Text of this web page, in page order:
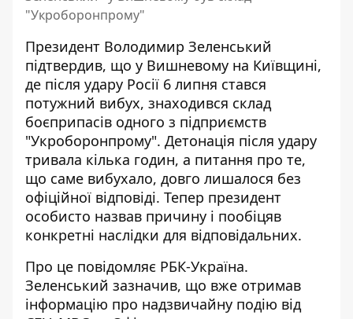
"Укроборонпрому"
Президент Володимир Зеленський
підтвердив, що у Вишневому на Київщині,
де після удару Росії 6 липня стався
потужний вибух, знаходився склад
боєприпасів одного з підприємств
"Укроборонпрому". Детонація після удару
тривала кілька годин, а питання про те,
що саме вибухало, довго лишалося без
офіційної відповіді. Тепер президент
особисто назвав причину і пообіцяв
конкретні наслідки для відповідальних.
Про це повідомляє РБК-Україна.
Зеленський зазначив, що вже отримав
інформацію про надзвичайну подію від